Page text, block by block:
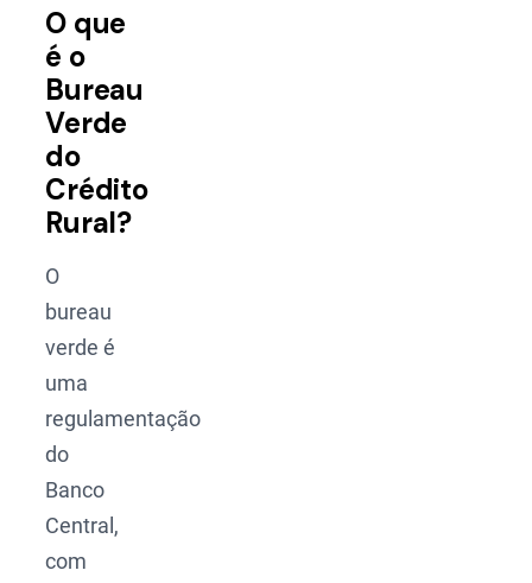
O que
é o
Bureau
Verde
do
Crédito
Rural?
O
bureau
verde é
uma
regulamentação
do
Banco
Central,
com